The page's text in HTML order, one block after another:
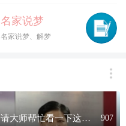
名家说梦
名家说梦、解梦
请大师帮忙看一下这个人面相 907